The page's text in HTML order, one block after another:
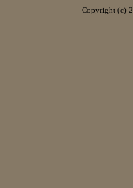
Copyright (c)